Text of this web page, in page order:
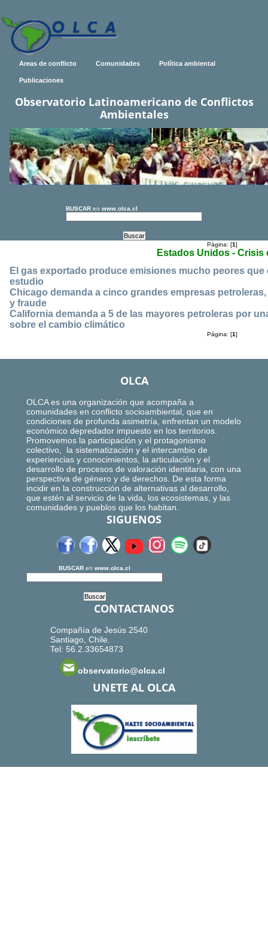
Areas de conflicto Comunidades Política ambiental
Publicaciones
Observatorio Latinoamericano de Conflictos
Ambientales
BUSCAR en www.olca.cl
Página: [1]
Estados Unidos - Crisis
El gas exportado produce emisiones mucho peores
estudio
Chicago demanda a cinco grandes empresas
y fraude
California demanda a 5 de las mayores petroleras por
sobre el cambio climático
Página: [1]
OLCA
OLCA es una organización que acompaña a
comunidades en conflicto socioambiental, que en
condiciones de profunda asimetría, enfrentan un modelo
económico depredador impuesto en los territorios.
Promovemos la participación y el protagonismo
colectivo, la sistematización y el intercambio de
experiencias y conocimientos, la articulación y el
desarrollo de procesos de valoración identitaria, con una
perspectiva de género y de derechos. De esta forma
incidir en la construcción de alternativas al desarrollo,
que estén al servicio de la vida, los ecosistemas, y las
comunidades y pueblos que los habitan.
SIGUENOS
BUSCAR en www.olca.cl
CONTACTANOS
Compañía de Jesús 2540
Santiago, Chile.
Tel: 56.2.33654873
observatorio@olca.cl
UNETE AL OLCA